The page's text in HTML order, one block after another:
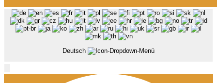
Deutsch